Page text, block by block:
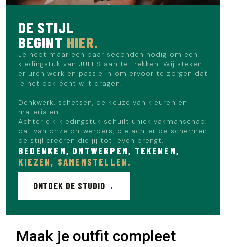
DE STIJL
BEGINT HIER.
Je hebt maar een paar seconden nodig om een
kledingstuk van JULES aan te trekken. Wij steken
er uren werk en passie in om ervoor te zorgen dat
je het ook écht wilt dragen.
Denkwerk, schetsen, de keuze van kleuren en
materialen…
Achter elk kledingstuk schuilt uniek vakmanschap:
dat van onze ontwerpers, die achter de schermen
de stijl creëren die jij tot leven brengt.
BEDENKEN, ONTWERPEN, TEKENEN,
KIEZEN, SAMENSTELLEN.
ONTDEK DE STUDIO
Maak je outfit compleet